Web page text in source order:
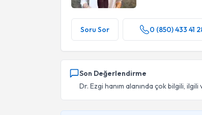
Soru Sor 0 (850) 433 41
Son Değerlendirme
Dr. Ezgi hanım alanında çok bilgili, ilgili